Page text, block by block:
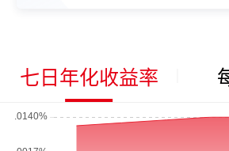
七日年化收益率